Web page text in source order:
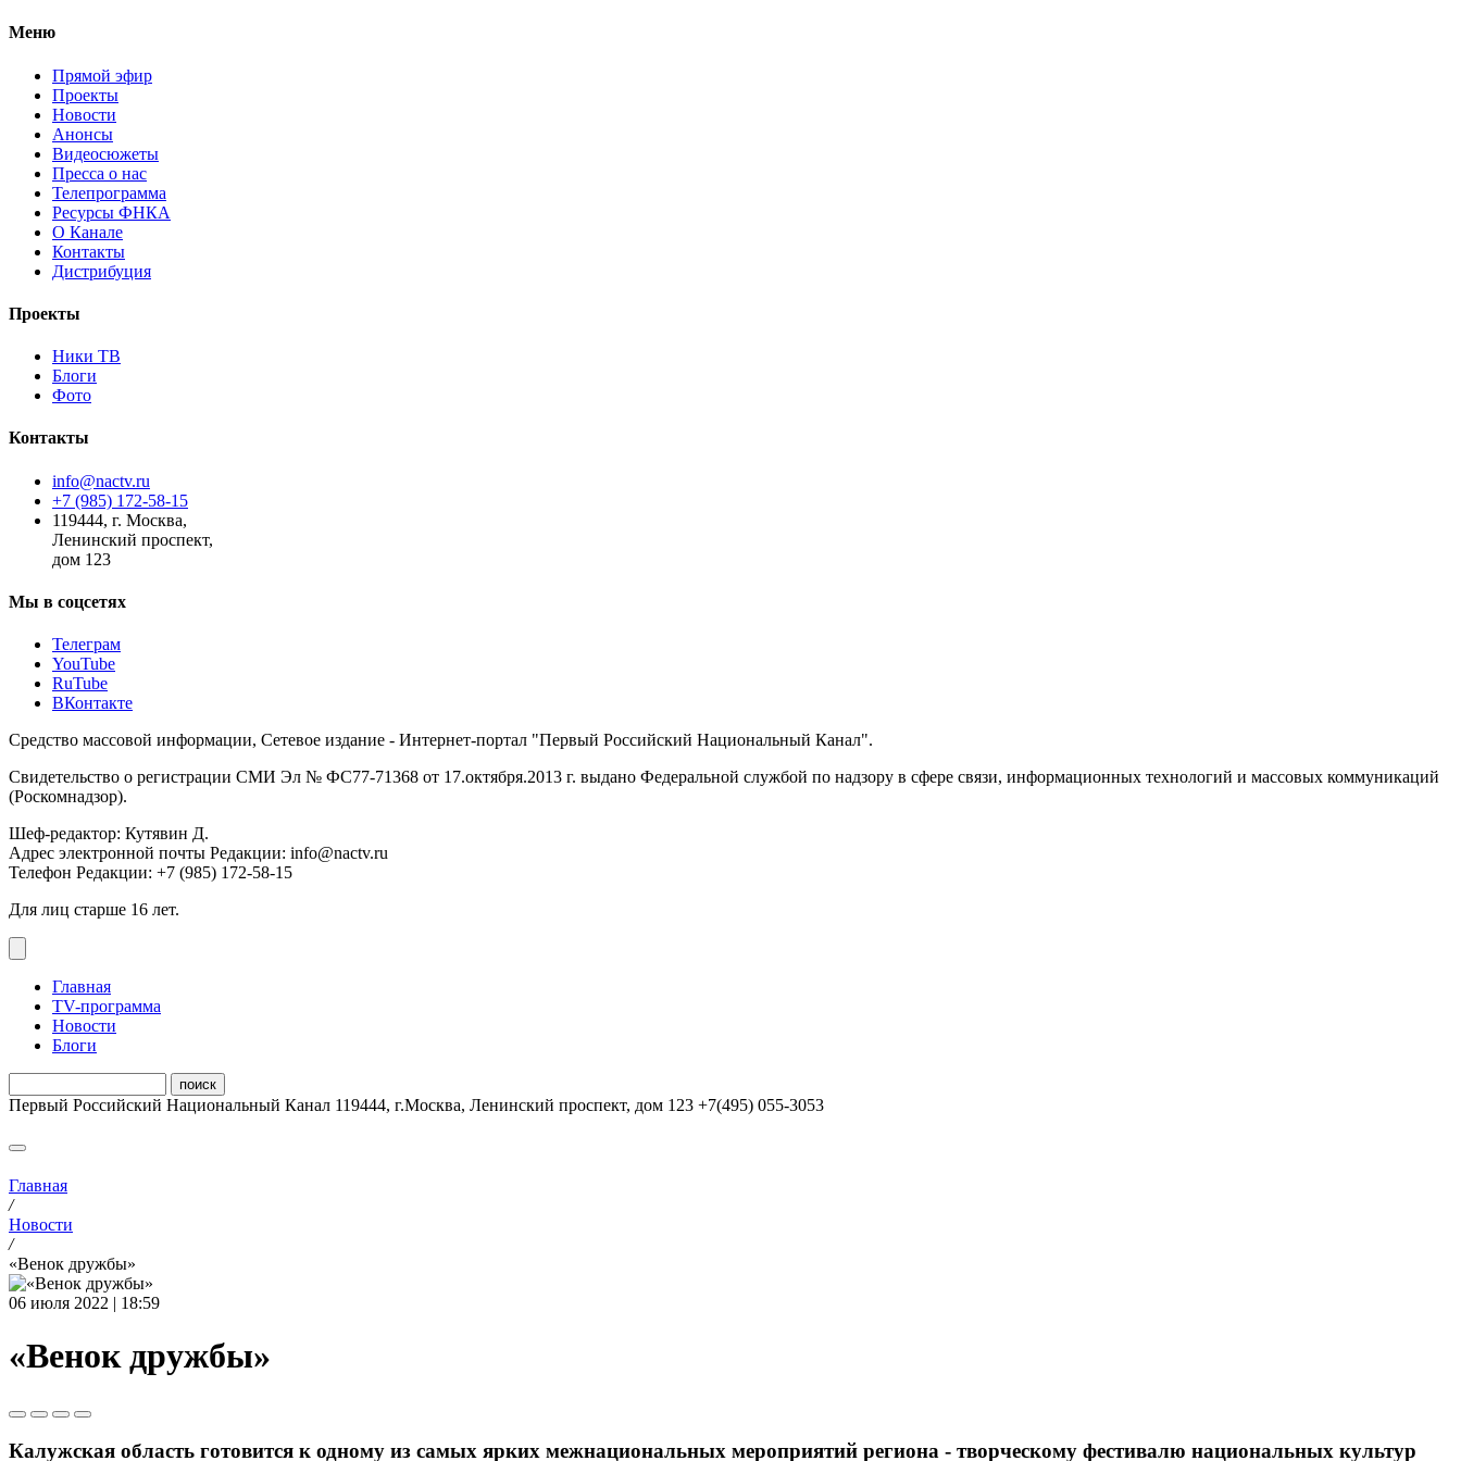
Меню
Прямой эфир
Проекты
Новости
Анонсы
Видеосюжеты
Пресса о нас
Телепрограмма
Ресурсы ФНКА
О Канале
Контакты
Дистрибуция
Проекты
Ники ТВ
Блоги
Фото
Контакты
info@nactv.ru
+7 (985) 172-58-15
119444, г. Москва,
Ленинский проспект,
дом 123
Мы в соцсетях
Телеграм
YouTube
RuTube
ВКонтакте
Средство массовой информации, Сетевое издание - Интернет-портал "Первый Российский Национальный Канал".
Свидетельство о регистрации СМИ Эл № ФС77-71368 от 17.октября.2013 г. выдано Федеральной службой по надзору в сфере связи, информационных технологий и массовых коммуникаций
(Роскомнадзор).
Шеф-редактор: Кутявин Д.
Адрес электронной почты Редакции: info@nactv.ru
Телефон Редакции: +7 (985) 172-58-15
Для лиц старше 16 лет.
Главная
ТV-программа
Новости
Блоги
Первый Российский Национальный Канал 119444, г.Москва, Ленинский проспект, дом 123 +7(495) 055-3053
Главная
/
Новости
/
«Венок дружбы»
06 июля 2022 | 18:59
«Венок дружбы»
Калужская область готовится к одному из самых ярких межнациональных мероприятий региона - творческому фестивалю национальных культур